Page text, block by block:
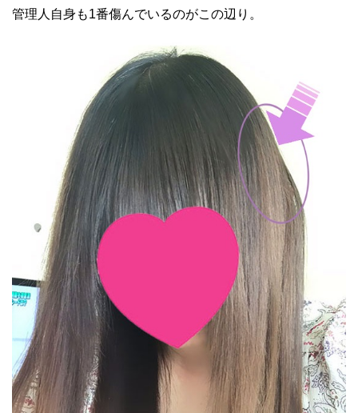
管理人自身も1番傷んでいるのがこの辺り。